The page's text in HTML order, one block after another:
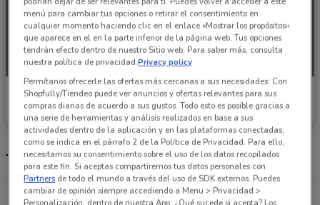
Woolworth
Caduca el 17/08
Tiendas Woolworth más cercanas
Av. Cuauhtémoc 607, Narvarte Benito Juárez
menú para cambiar tus opciones o retirar el consentimiento en
cualquier momento haciendo clic en el enlace «Mostrar los propósitos»
que aparece en el en la parte inferior de la página web. Tus opciones
tendrán efecto dentro de nuestro Sitio web. Para saber más, consulta
nuestra política de privacidad.Privacy policy
Permítanos ofrecerle las ofertas más cercanas a sus necesidades: Con
Shopfully/Tiendeo puede ver anuncios y ofertas relevantes para sus
compras diarias de acuerdo a sus gustos. Todo esto es posible gracias a
una serie de herramientas y análisis realizados en base a sus
actividades dentro de la aplicación y en las plataformas conectadas,
como se indica en el párrafo 2 de la Política de Privacidad. Para ello,
necesitamos su consentimiento sobre el uso de los datos recopilados
para este fin. Si aceptas compartiremos tus datos personales con
Partners de todo el mundo a través del uso de SDK externos. Puedes
cambiar de opinión siempre accediendo a Menu > Privacidad >
Personalización, dentro de nuestra App. ¿Qué sucede si acepta? Los